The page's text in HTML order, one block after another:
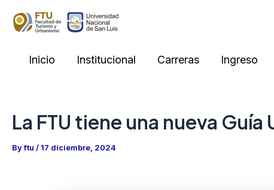
Inicio
Institucional Carreras Ingreso
La FTU tiene una nueva
Byftu /17 diciembre, 2024